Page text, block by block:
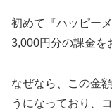
初めて『ハッピー
3,000円分の課金を
なぜなら、この金
うになっており、